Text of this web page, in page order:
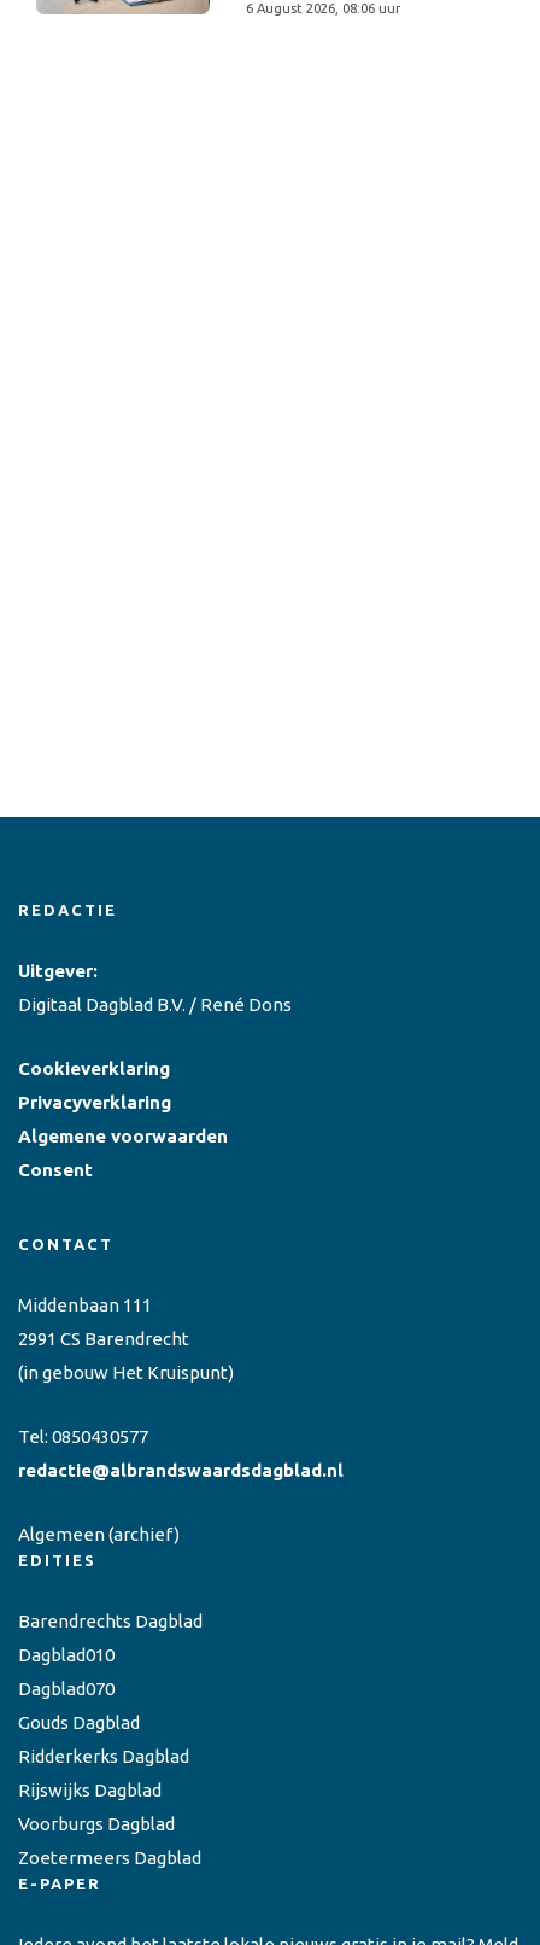
6 August 2026, 08:06 uur
REDACTIE
Uitgever:
Digitaal Dagblad B.V. / René Dons
Cookieverklaring
Privacyverklaring
Algemene voorwaarden
Consent
CONTACT
Middenbaan 111
2991 CS Barendrecht
(in gebouw Het Kruispunt)
Tel: 0850430577
redactie@albrandswaardsdagblad.nl
Algemeen(archief)
EDITIES
Barendrechts Dagblad
Dagblad010
Dagblad070
Gouds Dagblad
Ridderkerks Dagblad
Rijswijks Dagblad
Voorburgs Dagblad
Zoetermeers Dagblad
E-PAPER